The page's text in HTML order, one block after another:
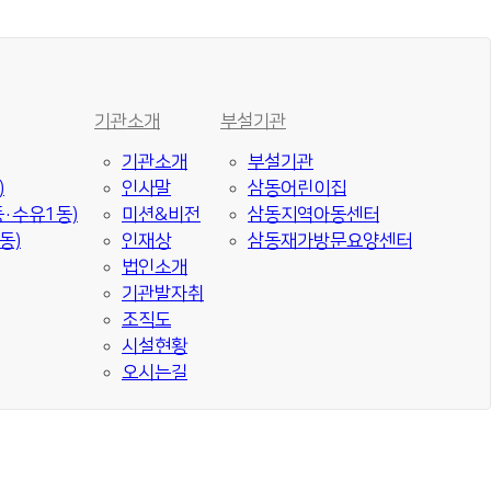
수유1동)
)
기관소개
기관소개
인사말
미션&비전
인재상
법인소개
기관발자취
조직도
시설현황
오시는길
부설기관
부설기관
삼동어린이집
삼동지역아동센터
삼동재가방문요양센터